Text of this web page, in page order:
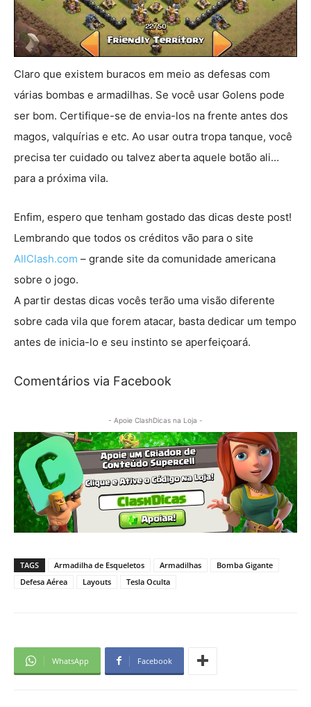
Claro que existem buracos em meio as defesas com
várias bombas e armadilhas. Se você usar Golens pode
ser bom. Certifique-se de envia-los na frente antes dos
magos, valquírias e etc. Ao usar outra tropa tanque, você
precisa ter cuidado ou talvez aberta aquele botão ali…
para a próxima vila.
Enfim, espero que tenham gostado das dicas deste post!
Lembrando que todos os créditos vão para o site
AllClash.com – grande site da comunidade americana
sobre o jogo.
A partir destas dicas vocês terão uma visão diferente
sobre cada vila que forem atacar, basta dedicar um tempo
antes de inicia-lo e seu instinto se aperfeiçoará.
Comentários via Facebook
- Apoie ClashDicas na Loja -
TAGS Armadilha de Esqueletos Armadilhas
Bomba Gigante
Defesa Aérea
Layouts Tesla Oculta
WhatsApp Facebook